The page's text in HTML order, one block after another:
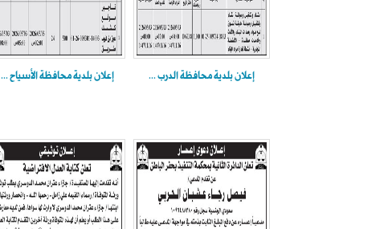
إعلان بلدية محافظة الدرب ... إعلان بلدية محافظة الأسياح ...